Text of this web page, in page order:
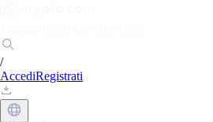
/
AccediRegistrati